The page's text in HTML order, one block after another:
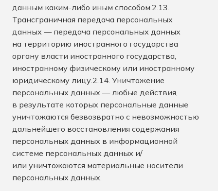
данным каким-либо иным способом.2.13.
Трансграничная передача персональных
данных — передача персональных данных
на территорию иностранного государства
органу власти иностранного государства,
иностранному физическому или иностранному
юридическому лицу.2.14. Уничтожение
персональных данных — любые действия,
в результате которых персональные данные
уничтожаются безвозвратно с невозможностью
дальнейшего восстановления содержания
персональных данных в информационной
системе персональных данных и/
или уничтожаются материальные носители
персональных данных.